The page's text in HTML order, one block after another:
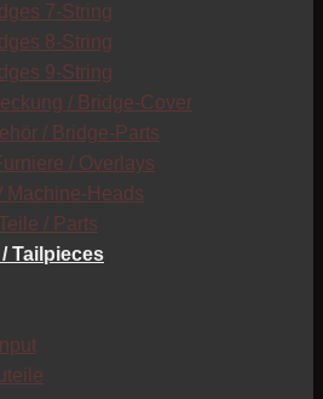
7-String
8-String
9-String
/ Bridge-Cover
/ Bridge-Parts
/ Overlays
Machine-Heads
/ Parts
Tailpieces